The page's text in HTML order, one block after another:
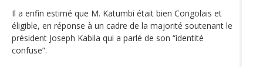
Il a enfin estimé que M. Katumbi était bien Congolais et
éligible, en réponse à un cadre de la majorité soutenant le
président Joseph Kabila qui a parlé de son “identité
confuse”.